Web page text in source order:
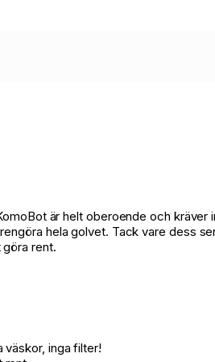
är helt oberoende och kräver
hela golvet. Tack vare dess
rent.
väskor, inga filter!